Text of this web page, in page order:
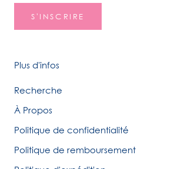
S'INSCRIRE
Plus d'infos
Recherche
À Propos
Politique de confidentialité
Politique de remboursement